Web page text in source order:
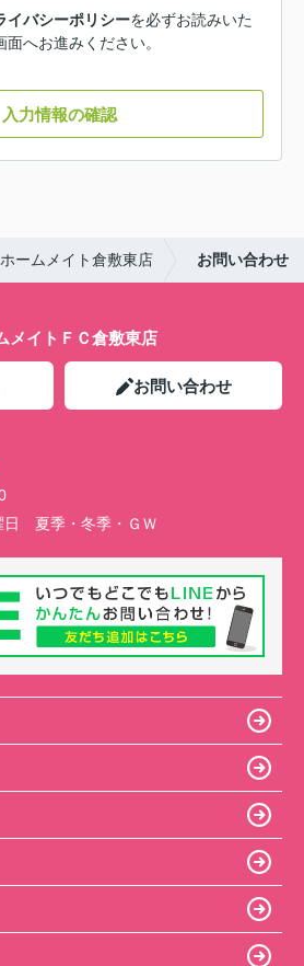
イバシーポリシーを必ずお読みいた
へお進みください。
入力情報の確認
ームメイト倉敷東店 お問い合わせ
メイトＦＣ倉敷東店
お問い合わせ
日 夏季・冬季・ＧＷ